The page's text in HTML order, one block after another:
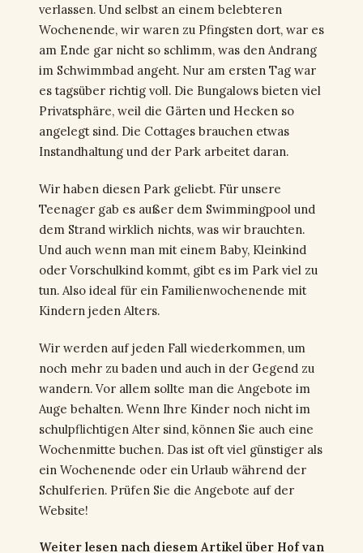
verlassen. Und selbst an einem belebteren
Wochenende, wir waren zu Pfingsten dort, war es
am Ende gar nicht so schlimm, was den Andrang
im Schwimmbad angeht. Nur am ersten Tag war
es tagsüber richtig voll. Die Bungalows bieten viel
Privatsphäre, weil die Gärten und Hecken so
angelegt sind. Die Cottages brauchen etwas
Instandhaltung und der Park arbeitet daran.
Wir haben diesen Park geliebt. Für unsere
Teenager gab es außer dem Swimmingpool und
dem Strand wirklich nichts, was wir brauchten.
Und auch wenn man mit einem Baby, Kleinkind
oder Vorschulkind kommt, gibt es im Park viel zu
tun. Also ideal für ein Familienwochenende mit
Kindern jeden Alters.
Wir werden auf jeden Fall wiederkommen, um
noch mehr zu baden und auch in der Gegend zu
wandern. Vor allem sollte man die Angebote im
Auge behalten. Wenn Ihre Kinder noch nicht im
schulpflichtigen Alter sind, können Sie auch eine
Wochenmitte buchen. Das ist oft viel günstiger als
ein Wochenende oder ein Urlaub während der
Schulferien. Prüfen Sie die Angebote auf der
Website!
Weiter lesen nach diesem Artikel über Hof van